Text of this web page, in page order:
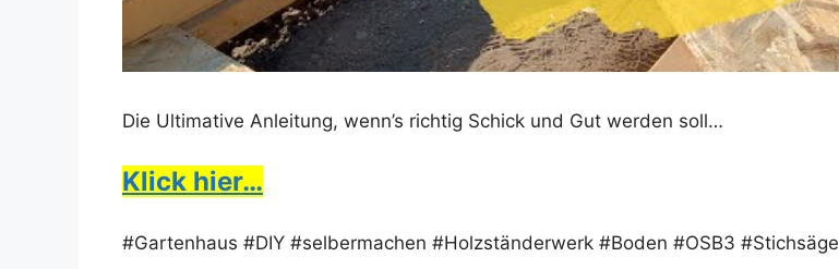
Die Ultimative Anleitung, wenn’s richtig Schick und Gut werden soll…
Klick hier…
#Gartenhaus #DIY #selbermachen #Holzständerwerk #Boden #OSB3 #Stichsäge